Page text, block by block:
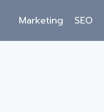
Marketing SEO